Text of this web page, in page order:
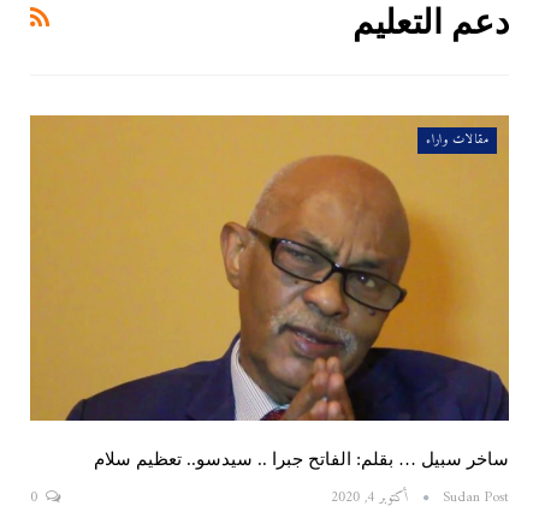
دعم التعليم
مقالات واراء
ساخر سبيل … بقلم: الفاتح جبرا .. سيدسو.. تعظيم سلام
Sudan Post أكتوبر 4, 2020